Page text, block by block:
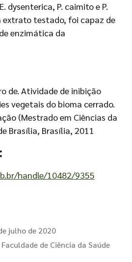
dysenterica, P. caimito e P.
extrato testado, foi capaz de
enzimática da
de. Atividade de inibição
vegetais do bioma cerrado.
(Mestrado em Ciências da
Brasília, Brasília, 2011
handle/10482/9355
julho de 2020
Faculdade de Ciência da Saúde